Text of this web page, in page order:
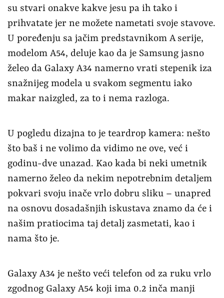
su stvari onakve kakve jesu pa ih tako i
prihvatate jer ne možete nametati svoje stavove.
U poređenju sa jačim predstavnikom A serije,
modelom A54, deluje kao da je Samsung jasno
želeo da Galaxy A34 namerno vrati stepenik iza
snažnijeg modela u svakom segmentu iako
makar naizgled, za to i nema razloga.
U pogledu dizajna to je teardrop kamera: nešto
što baš i ne volimo da vidimo ne ove, već i
godinu-dve unazad. Kao kada bi neki umetnik
namerno želeo da nekim nepotrebnim detaljem
pokvari svoju inače vrlo dobru sliku – unapred
na osnovu dosadašnjih iskustava znamo da će i
našim pratiocima taj detalj zasmetati, kao i
nama što je.
Galaxy A34 je nešto veći telefon od za ruku vrlo
zgodnog Galaxy A54 koji ima 0.2 inča manji